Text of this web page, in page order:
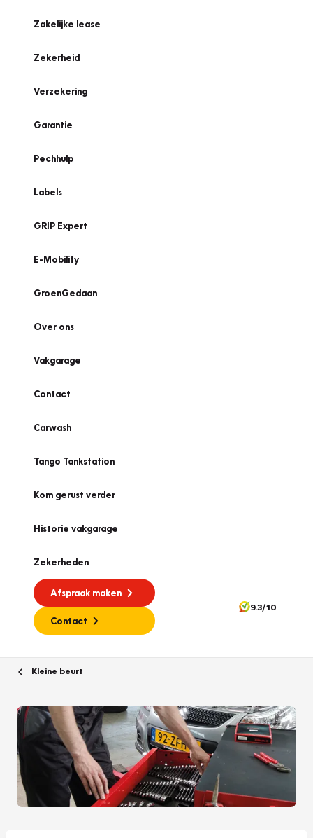
Zakelijke lease
Zekerheid
Verzekering
Garantie
Pechhulp
Labels
GRIP Expert
E-Mobility
GroenGedaan
Over ons
Vakgarage
Contact
Carwash
Tango Tankstation
Kom gerust verder
Historie vakgarage
Zekerheden
Afspraak maken
Contact
9.3/10
Kleine beurt